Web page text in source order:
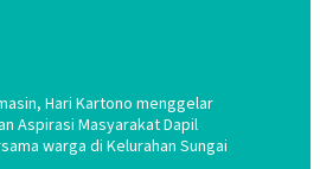
Hari Kartono menggelar
Aspirasi Masyarakat Dapil
warga di Kelurahan Sungai